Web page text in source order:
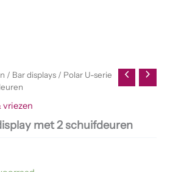
/ Bar displays / Polar U-serie
vriezen
met 2 schuifdeuren